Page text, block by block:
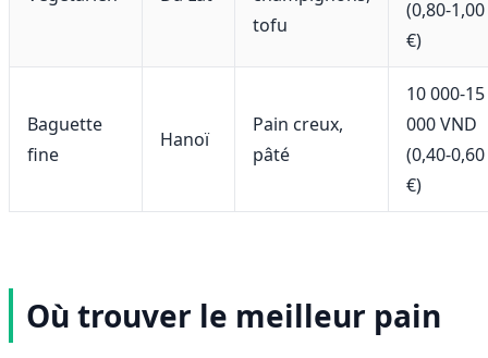
tofu
(0,80-1,00
€)
Baguette
fine
Hanoï
Pain creux,
pâté
10 000-15
000 VND
(0,40-0,60
€)
Où trouver le meilleur pain